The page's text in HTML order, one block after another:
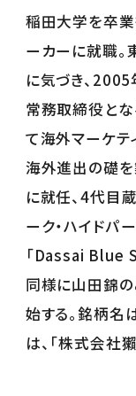
稲田大学を卒
ーカーに就職。
に気づき、
常務取締役と
て海外マーケテ
海外進出の礎
に就任、4代目
ーク・ハイドパ
「Dassai Blue
同様に山田錦
始する。銘柄名
は、「株式会社